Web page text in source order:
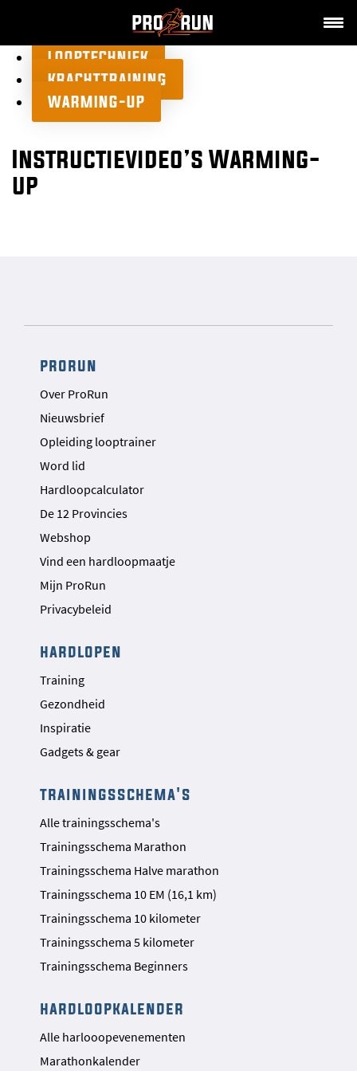
LOOPTECHNIEK
KRACHTTRAINING
WARMING-UP
Instructievideo’s Warming-
up
prorun
Over ProRun
Nieuwsbrief
Opleiding looptrainer
Word lid
Hardloopcalculator
De 12 Provincies
Webshop
Vind een hardloopmaatje
Mijn ProRun
Privacybeleid
hardlopen
Training
Gezondheid
Inspiratie
Gadgets & gear
trainingsschema's
Alle trainingsschema's
Trainingsschema Marathon
Trainingsschema Halve marathon
Trainingsschema 10 EM (16,1 km)
Trainingsschema 10 kilometer
Trainingsschema 5 kilometer
Trainingsschema Beginners
hardloopkalender
Alle harlooopevenementen
Marathonkalender